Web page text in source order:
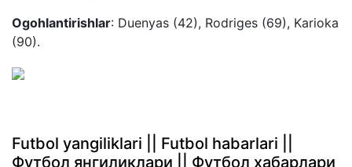
Ogohlantirishlar: Duenyas (42), Rodriges (69), Karioka
(90).
Futbol yangiliklari || Futbol habarlari ||
Футбол янгиликлари || Футбол хабарлари